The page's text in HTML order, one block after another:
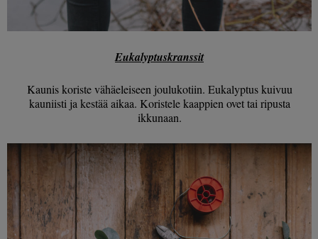
Eukalyptuskranssit
Kaunis koriste vähäeleiseen joulukotiin. Eukalyptus kuivuu
kauniisti ja kestää aikaa. Koristele kaappien ovet tai ripusta
ikkunaan.